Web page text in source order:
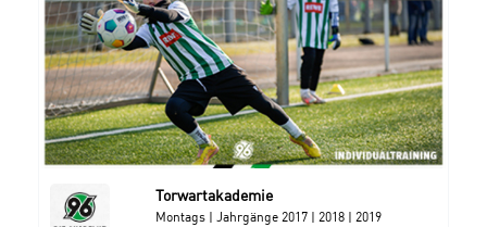
Torwartakademie
Montags | Jahrgänge 2017 | 2018 | 2019